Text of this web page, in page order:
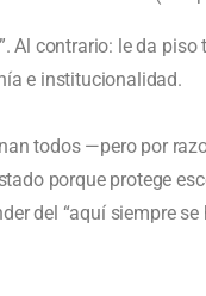
Al contrario: le da
e institucionalidad.
todos —pero por
porque protege
del “aquí siempre